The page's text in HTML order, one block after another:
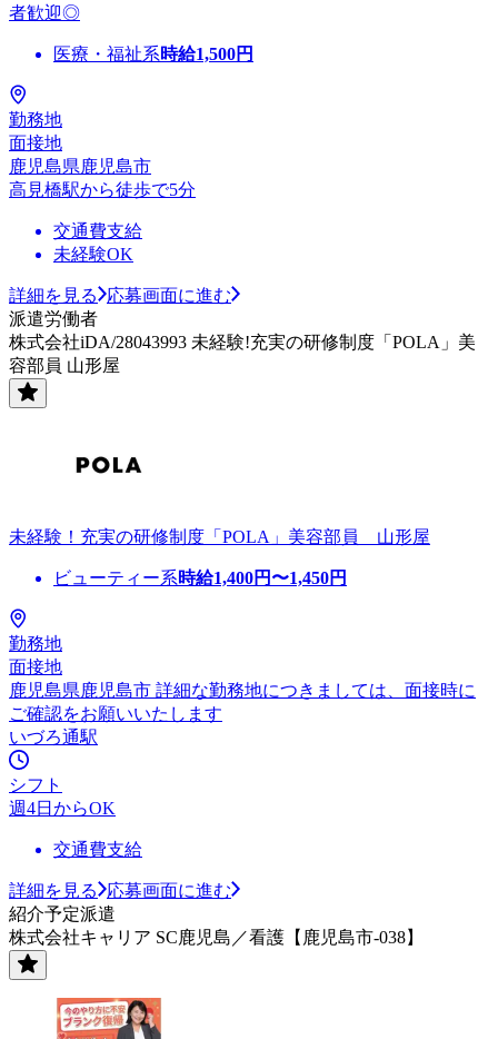
者歓迎◎
医療・福祉系時給1,500円
勤務地
面接地
鹿児島県鹿児島市
高見橋駅から徒歩で5分
交通費支給
未経験OK
詳細を見る
応募画面に進む
派遣労働者
株式会社iDA/28043993 未経験!充実の研修制度「POLA」美
容部員 山形屋
未経験！充実の研修制度「POLA」美容部員 山形屋
ビューティー系時給1,400円〜1,450円
勤務地
面接地
鹿児島県鹿児島市 詳細な勤務地につきましては、面接時に
ご確認をお願いいたします
いづろ通駅
シフト
週4日からOK
交通費支給
詳細を見る
応募画面に進む
紹介予定派遣
株式会社キャリア SC鹿児島／看護【鹿児島市-038】